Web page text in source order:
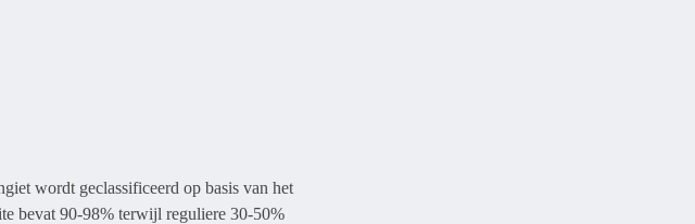
wordt geclassificeerd op basis van het
bevat 90-98% terwijl reguliere 30-50%